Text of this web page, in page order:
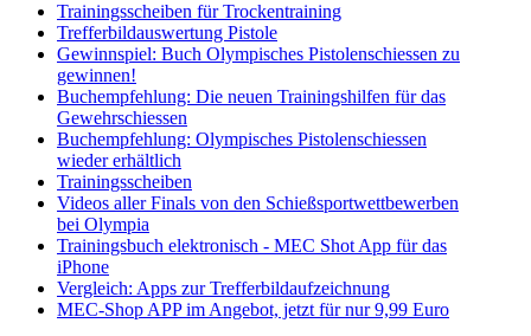
Trainingsscheiben für Trockentraining
Trefferbildauswertung Pistole
Gewinnspiel: Buch Olympisches Pistolenschiessen zu
gewinnen!
Buchempfehlung: Die neuen Trainingshilfen für das
Gewehrschiessen
Buchempfehlung: Olympisches Pistolenschiessen
wieder erhältlich
Trainingsscheiben
Videos aller Finals von den Schießsportwettbewerben
bei Olympia
Trainingsbuch elektronisch - MEC Shot App für das
iPhone
Vergleich: Apps zur Trefferbildaufzeichnung
MEC-Shop APP im Angebot, jetzt für nur 9,99 Euro